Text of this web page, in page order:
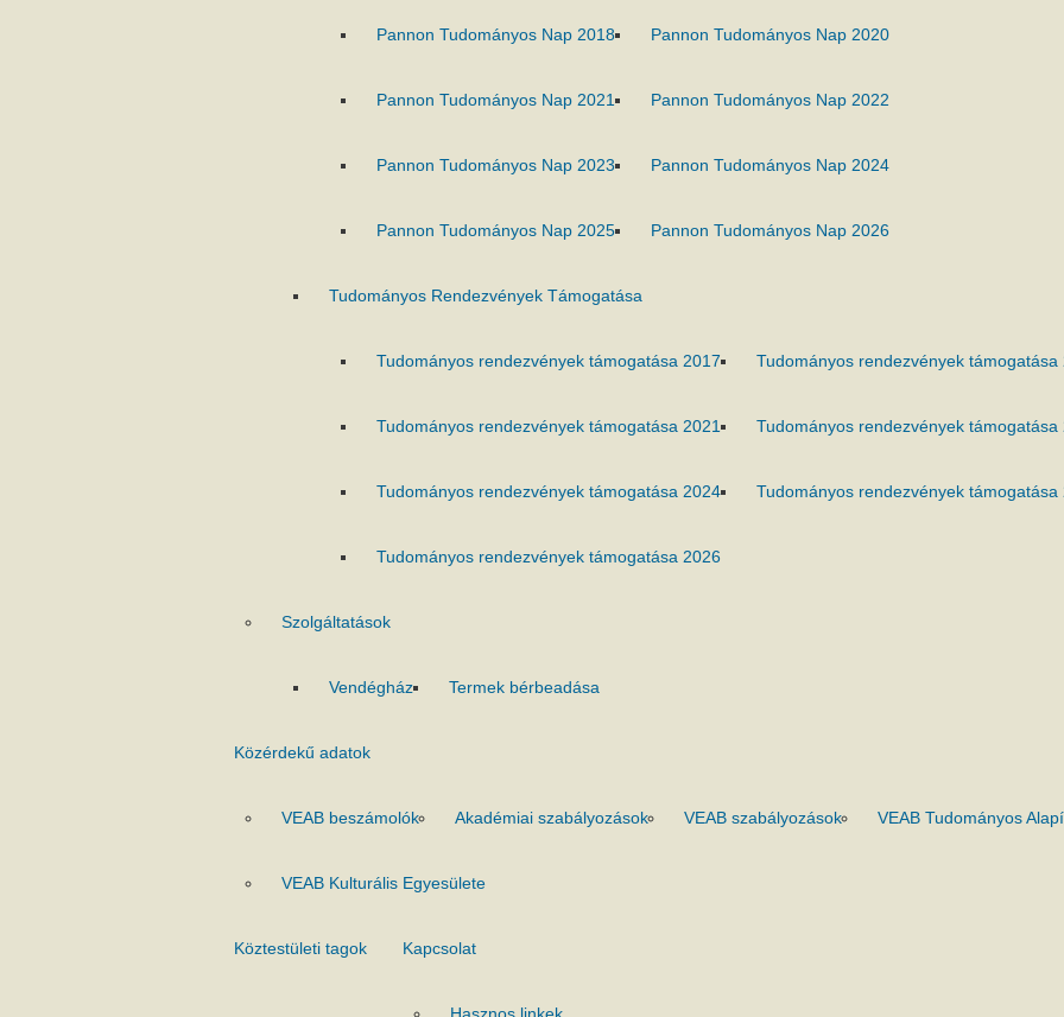
Pannon Tudományos Nap 2018 Pannon Tudományos Nap 2020
Pannon Tudományos Nap 2021 Pannon Tudományos Nap 2022
Pannon Tudományos Nap 2023 Pannon Tudományos Nap 2024
Pannon Tudományos Nap 2025 Pannon Tudományos Nap 2026
Tudományos Rendezvények Támogatása
Tudományos rendezvények támogatása 2017 Tudományos rendezvények támogatása
Tudományos rendezvények támogatása 2021 Tudományos rendezvények támogatása
Tudományos rendezvények támogatása 2024 Tudományos rendezvények támogatása
Tudományos rendezvények támogatása 2026
Szolgáltatások
Vendégház Termek bérbeadása
Közérdekű adatok
VEAB beszámolók Akadémiai szabályozások VEAB szabályozások VEAB Tudományos
VEAB Kulturális Egyesülete
Köztestületi tagok Kapcsolat